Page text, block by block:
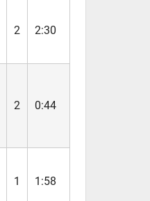
2
2:30
2
0:44
1 1:58